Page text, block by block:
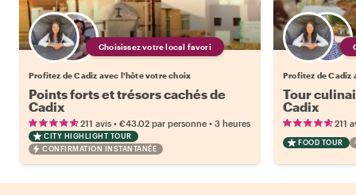
Choisissez votre local favori
Profitez de Cadiz avec l'hôte votre choix
Points forts et trésors cachés de
Cadix
211 avis • €43.02 par personne • 3 heures
CITY HIGHLIGHT TOUR
CONFIRMATION INSTANTANÉE
Profitez de Cadiz
Tour
Cadix
211
FOOD TOUR